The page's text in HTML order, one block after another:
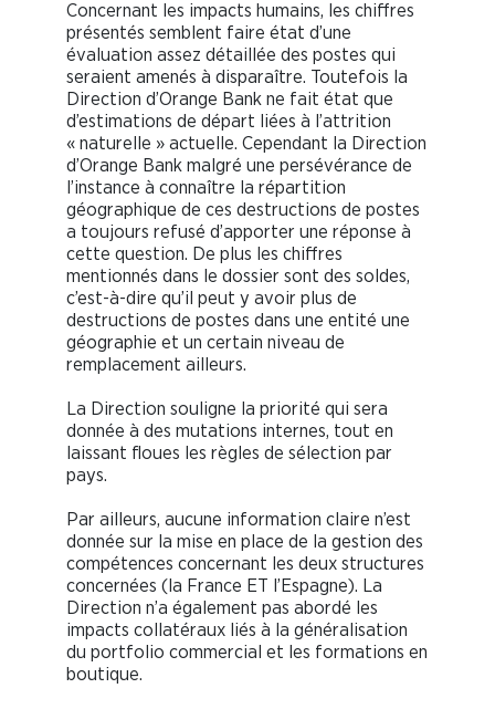
Concernant les impacts humains, les chiffres
présentés semblent faire état d’une
évaluation assez détaillée des postes qui
seraient amenés à disparaître. Toutefois la
Direction d’Orange Bank ne fait état que
d’estimations de départ liées à l’attrition
« naturelle » actuelle. Cependant la Direction
d’Orange Bank malgré une persévérance de
l’instance à connaître la répartition
géographique de ces destructions de postes
a toujours refusé d’apporter une réponse à
cette question. De plus les chiffres
mentionnés dans le dossier sont des soldes,
c’est-à-dire qu’il peut y avoir plus de
destructions de postes dans une entité une
géographie et un certain niveau de
remplacement ailleurs.
La Direction souligne la priorité qui sera
donnée à des mutations internes, tout en
laissant floues les règles de sélection par
pays.
Par ailleurs, aucune information claire n’est
donnée sur la mise en place de la gestion des
compétences concernant les deux structures
concernées (la France ET l’Espagne). La
Direction n’a également pas abordé les
impacts collatéraux liés à la généralisation
du portfolio commercial et les formations en
boutique.